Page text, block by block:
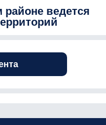
ведется